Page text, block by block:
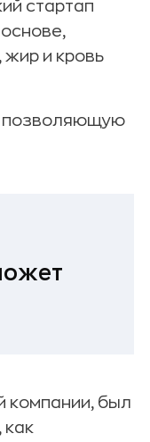
стартап
и кровь
позволяющую
компании, был
как